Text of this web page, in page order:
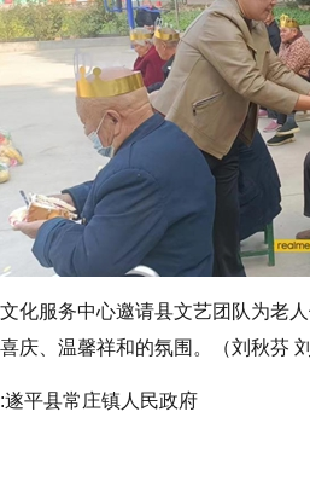
化服务中心邀请县文艺团队为老
庆、温馨祥和的氛围。（刘秋芬
遂平县常庄镇人民政府